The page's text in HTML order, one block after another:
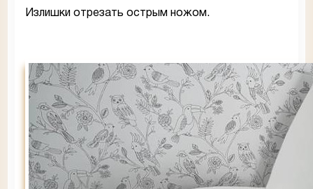
Излишки отрезать острым ножом.